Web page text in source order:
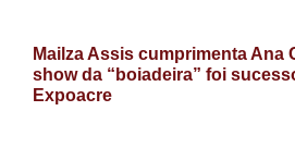
Mailza Assis cumprimenta Ana
show da “boiadeira” foi
Expoacre